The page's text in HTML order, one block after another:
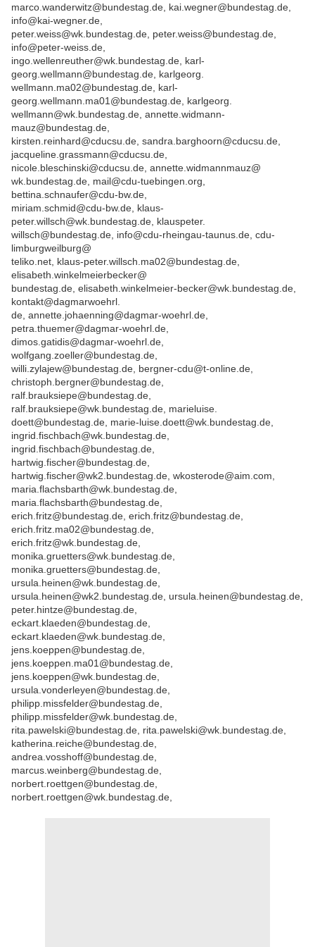
marco.wanderwitz@bundestag.de, kai.wegner@bundestag.de,
info@kai-wegner.de,
peter.weiss@wk.bundestag.de, peter.weiss@bundestag.de,
info@peter-weiss.de,
ingo.wellenreuther@wk.bundestag.de, karl-
georg.wellmann@bundestag.de, karlgeorg.
wellmann.ma02@bundestag.de, karl-
georg.wellmann.ma01@bundestag.de, karlgeorg.
wellmann@wk.bundestag.de, annette.widmann-
mauz@bundestag.de,
kirsten.reinhard@cducsu.de, sandra.barghoorn@cducsu.de,
jacqueline.grassmann@cducsu.de,
nicole.bleschinski@cducsu.de, annette.widmannmauz@
wk.bundestag.de, mail@cdu-tuebingen.org,
bettina.schnaufer@cdu-bw.de,
miriam.schmid@cdu-bw.de, klaus-
peter.willsch@wk.bundestag.de, klauspeter.
willsch@bundestag.de, info@cdu-rheingau-taunus.de, cdu-
limburgweilburg@
teliko.net, klaus-peter.willsch.ma02@bundestag.de,
elisabeth.winkelmeierbecker@
bundestag.de, elisabeth.winkelmeier-becker@wk.bundestag.de,
kontakt@dagmarwoehrl.
de, annette.johaenning@dagmar-woehrl.de,
petra.thuemer@dagmar-woehrl.de,
dimos.gatidis@dagmar-woehrl.de,
wolfgang.zoeller@bundestag.de,
willi.zylajew@bundestag.de, bergner-cdu@t-online.de,
christoph.bergner@bundestag.de,
ralf.brauksiepe@bundestag.de,
ralf.brauksiepe@wk.bundestag.de, marieluise.
doett@bundestag.de, marie-luise.doett@wk.bundestag.de,
ingrid.fischbach@wk.bundestag.de,
ingrid.fischbach@bundestag.de,
hartwig.fischer@bundestag.de,
hartwig.fischer@wk2.bundestag.de, wkosterode@aim.com,
maria.flachsbarth@wk.bundestag.de,
maria.flachsbarth@bundestag.de,
erich.fritz@bundestag.de, erich.fritz@bundestag.de,
erich.fritz.ma02@bundestag.de,
erich.fritz@wk.bundestag.de,
monika.gruetters@wk.bundestag.de,
monika.gruetters@bundestag.de,
ursula.heinen@wk.bundestag.de,
ursula.heinen@wk2.bundestag.de, ursula.heinen@bundestag.de,
peter.hintze@bundestag.de,
eckart.klaeden@bundestag.de,
eckart.klaeden@wk.bundestag.de,
jens.koeppen@bundestag.de,
jens.koeppen.ma01@bundestag.de,
jens.koeppen@wk.bundestag.de,
ursula.vonderleyen@bundestag.de,
philipp.missfelder@bundestag.de,
philipp.missfelder@wk.bundestag.de,
rita.pawelski@bundestag.de, rita.pawelski@wk.bundestag.de,
katherina.reiche@bundestag.de,
andrea.vosshoff@bundestag.de,
marcus.weinberg@bundestag.de,
norbert.roettgen@bundestag.de,
norbert.roettgen@wk.bundestag.de,